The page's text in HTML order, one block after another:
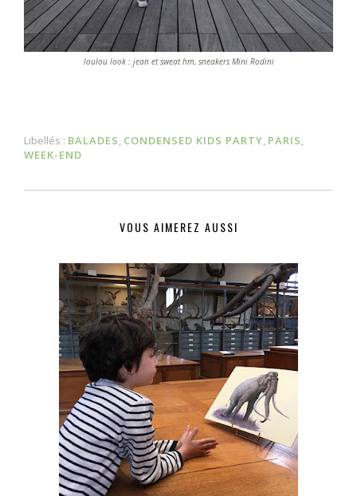
loulou look : jean et sweat hm, sneakers Mini Rodini
Libellés : BALADES, CONDENSED KIDS PARTY, PARIS,
WEEK-END
VOUS AIMEREZ AUSSI